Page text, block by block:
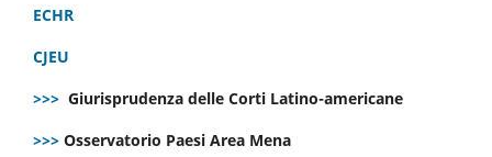
ECHR
CJEU
>>> Giurisprudenza delle Corti Latino-americane
>>> Osservatorio Paesi Area Mena